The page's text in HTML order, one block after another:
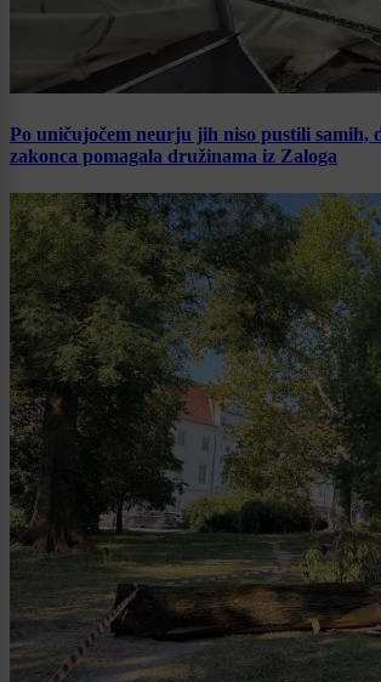
Po uničujočem neurju jih niso pustili samih,
zakonca pomagala družinama iz Zaloga